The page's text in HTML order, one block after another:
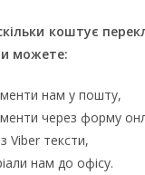
коштує
можете:
нам у пошту,
через форму
Viber тексти,
нам до офісу.